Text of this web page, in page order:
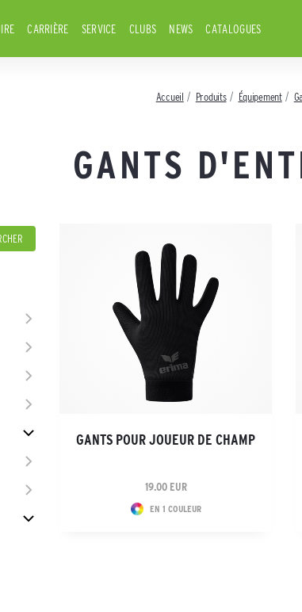
CARRIÈRE SERVICE CLUBS NEWS CATALOGUES
Accueil Produits Équipement
GANTS
GANTS POUR JOUEUR DE CHAMP
19.00 EUR
EN 1 COULEUR